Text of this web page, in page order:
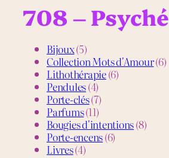
708 – Psyché
Bijoux 55
produits
Collection Mots d'Amour 66
Lithothérapie 66
Pendules 44
produits
Porte-clés 77
produits
Parfums 1111
produits
Bougies d'intentions 88
Porte-encens 66
Livres 44